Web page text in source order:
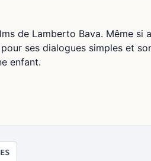
de Lamberto Bava. Même si
ses dialogues simples et
enfant.